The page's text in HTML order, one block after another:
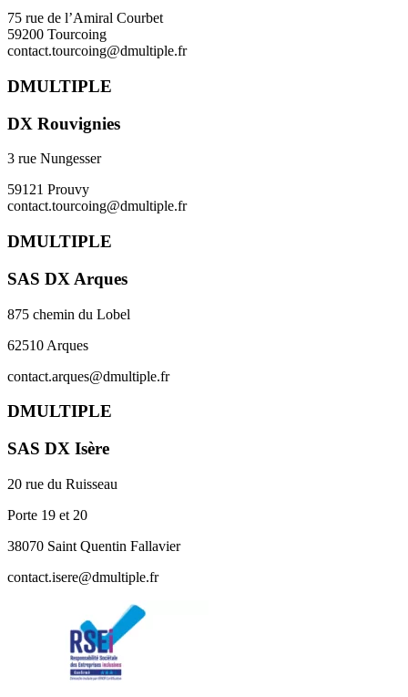
75 rue de l’Amiral Courbet
59200 Tourcoing
contact.tourcoing@dmultiple.fr
DMULTIPLE
DX Rouvignies
3 rue Nungesser
59121 Prouvy
contact.tourcoing@dmultiple.fr
DMULTIPLE
SAS DX Arques
875 chemin du Lobel
62510 Arques
contact.arques@dmultiple.fr
DMULTIPLE
SAS DX Isère
20 rue du Ruisseau
Porte 19 et 20
38070 Saint Quentin Fallavier
contact.isere@dmultiple.fr